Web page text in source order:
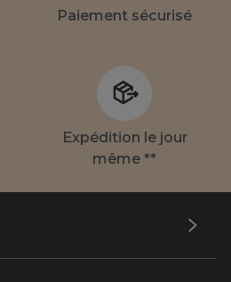
Paiement sécurisé
Expédition le jour
même **